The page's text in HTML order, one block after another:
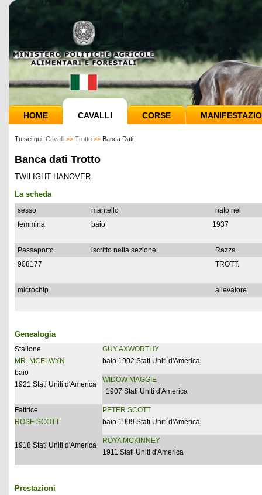
HOME CAVALLI CORSE
Tu sei qui: Cavalli >> Trotto >> Banca Dati
Banca dati Trotto
TWILIGHT HANOVER
La scheda
sesso mantello
nato nel
femmina
baio 1937
Passaporto iscritto nella sezione
Razza
908177
TROTT.
microchip allevatore
Genealogia
Stallone
MR. MCELWYN
baio
1921 Stati Uniti d'America
GUY AXWORTHY
baio 1902 Stati Uniti d'America
WIDOW MAGGIE
1907 Stati Uniti d'America
Fattrice
ROSE SCOTT
1918 Stati Uniti d'America
PETER SCOTT
baio 1909 Stati Uniti d'America
ROYA MCKINNEY
1911 Stati Uniti d'America
Prestazioni